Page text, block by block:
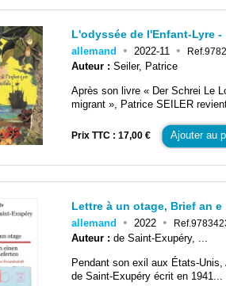
L'odyssée de l'Enfant-Lyre -
allemand • 2022-11 •
Auteur : Seiler, Patrice
Après son livre « Der Schrei Le
migrant », Patrice SEILER
Prix TTC : 17,00 € Ajouter au
Lettre à un otage, Brief an e
allemand • 2022 •
Auteur : de Saint-Exupéry, ...
Pendant son exil aux États-Unis,
de Saint-Exupéry écrit en 1941...